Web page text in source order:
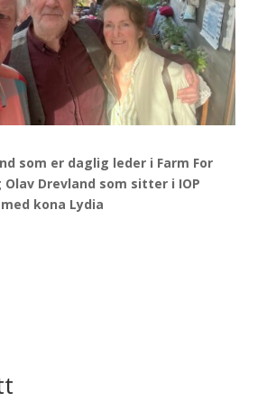
som er daglig leder i Farm For
Drevland som sitter i IOP
kona Lydia